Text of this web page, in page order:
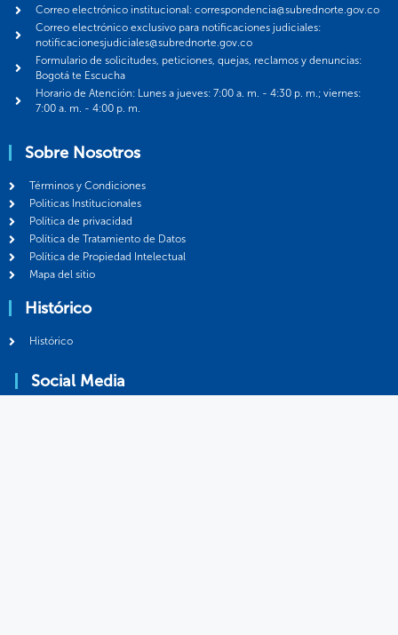
Correo electrónico institucional: correspondencia@subrednorte.gov.co
Correo electrónico exclusivo para notificaciones judiciales:
notificacionesjudiciales@subrednorte.gov.co
Formulario de solicitudes, peticiones, quejas, reclamos y denuncias:
Bogotá te Escucha
Horario de Atención: Lunes a jueves: 7:00 a. m. - 4:30 p. m.; viernes:
7:00 a. m. - 4:00 p. m.
Sobre Nosotros
Términos y Condiciones
Politicas Institucionales
Política de privacidad
Política de Tratamiento de Datos
Política de Propiedad Intelectual
Mapa del sitio
Histórico
Histórico
Social Media